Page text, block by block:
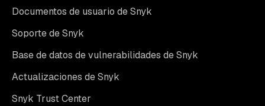
Documentos de usuario de Snyk
Soporte de Snyk
Base de datos de vulnerabilidades de Snyk
Actualizaciones de Snyk
Snyk Trust Center